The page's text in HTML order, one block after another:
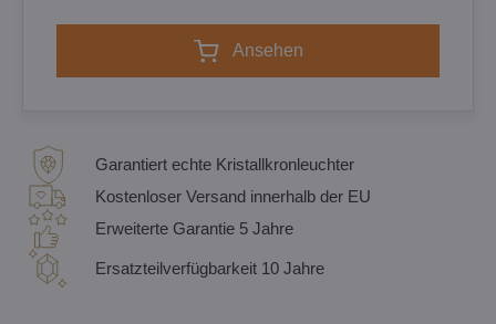
Ansehen
Garantiert echte Kristallkronleuchter
Kostenloser Versand innerhalb der EU
Erweiterte Garantie 5 Jahre
Ersatzteilverfügbarkeit 10 Jahre